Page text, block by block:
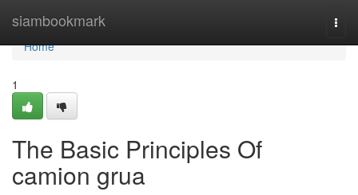
siambookmark
Home
Home
1
The Basic Principles Of
camion grua